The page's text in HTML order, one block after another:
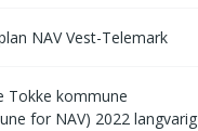
NAV Vest-Telemark
Tokke kommune
for NAV) 2022 langvarig